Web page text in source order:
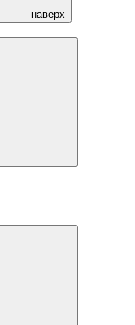
наверх